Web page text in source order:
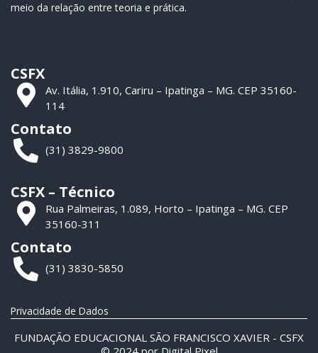
meio da relação entre teoria e prática.
CSFX
Av. Itália, 1.910, Cariru – Ipatinga – MG. CEP 35160-
114
Contato
(31) 3829-9800
CSFX – Técnico
Rua Palmeiras, 1.089, Horto – Ipatinga – MG. CEP
35160-311
Contato
(31) 3830-5850
Privacidade de Dados
FUNDAÇÃO EDUCACIONAL SÃO FRANCISCO XAVIER - CSFX